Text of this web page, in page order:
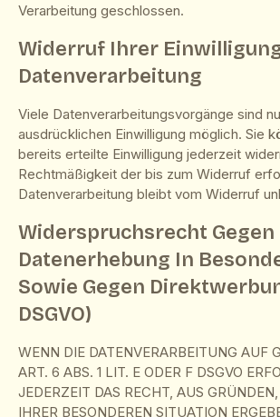
Verarbeitung geschlossen.
Widerruf Ihrer
Datenverarbeitung
Viele Datenverarbeitungsvorgänge sind
ausdrücklichen Einwilligung möglich. Sie
bereits erteilte Einwilligung jederzeit
Rechtmäßigkeit der bis zum Widerruf
Datenverarbeitung bleibt vom Widerruf
Widerspruchsrecht Gegen
Datenerhebung In
Sowie Gegen
DSGVO)
WENN DIE DATENVERARBEITUNG AUF
ART. 6 ABS. 1 LIT. E ODER F DSGVO
JEDERZEIT DAS RECHT, AUS
IHRER BESONDEREN SITUATION